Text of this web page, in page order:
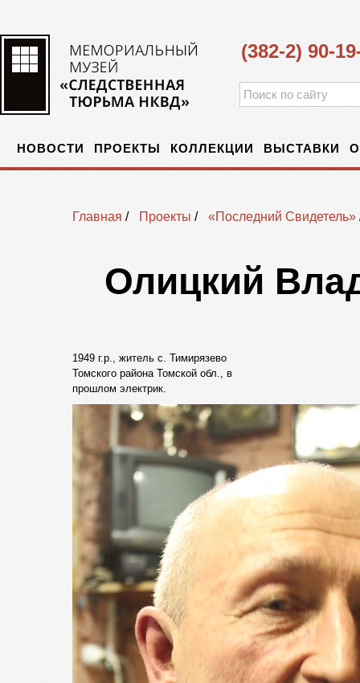
(382-2) 90-
НОВОСТИ ПРОЕКТЫ КОЛЛЕКЦИИ ВЫСТАВКИ
Главная / Проекты / «Последний Свидетель»
Олицкий
1949 г.р., житель с. Тимирязево
Томского района Томской обл., в
прошлом электрик.